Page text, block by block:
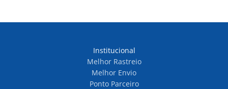
Institucional
Melhor Rastreio
Melhor Envio
Ponto Parceiro